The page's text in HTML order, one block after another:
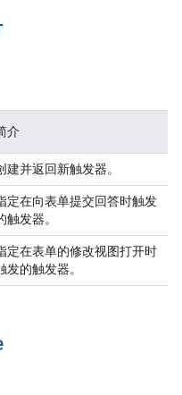
介
建并返回新触发器。
定在向表单提交回答时触发
触发器。
定在表单的修改视图打开时
发的触发器。